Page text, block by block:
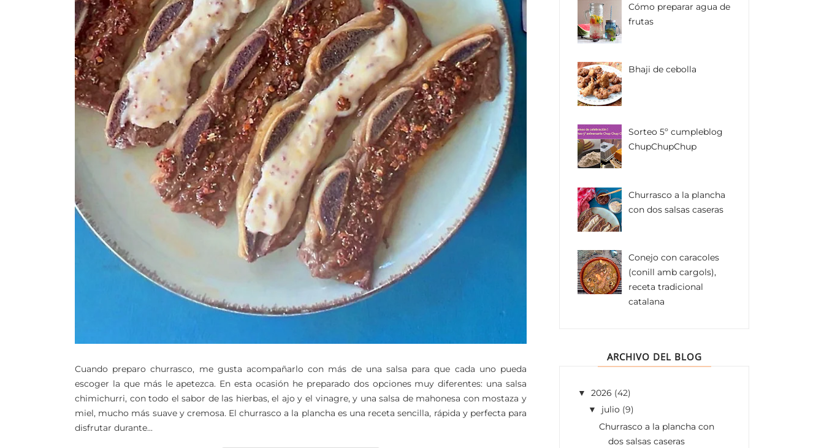
Cuando preparo churrasco, me gusta acompañarlo con más de una salsa para que cada uno pueda
escoger la que más le apetezca. En esta ocasión he preparado dos opciones muy diferentes: una salsa
chimichurri, con todo el sabor de las hierbas, el ajo y el vinagre, y una salsa de mahonesa con mostaza y
miel, mucho más suave y cremosa. El churrasco a la plancha es una receta sencilla, rápida y perfecta para
disfrutar durante...
Cómo preparar agua de
frutas
Bhaji de cebolla
Sorteo 5º cumpleblog
ChupChupChup
Churrasco a la plancha
con dos salsas caseras
Conejo con caracoles
(conill amb cargols),
receta tradicional
catalana
ARCHIVO DEL BLOG
▼ 2026 (42)
▼ julio (9)
Churrasco a la plancha con
dos salsas caseras